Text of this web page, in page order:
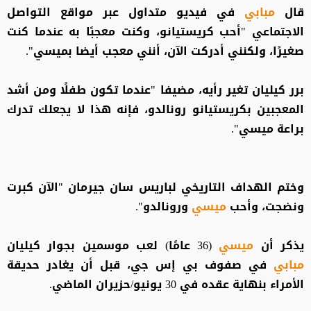
قال مبابي في فيديو متداول عبر مواقع التواصل
الاجتماعي "أحب كريستيانو، وكنت معجبًا به عندما كنت
صغيرًا، ولكنني أدركت الآن، أنني معجب أيضا بميسي".
برر كيليان تغير رأيه، مضيفا "عندما تكون طفلًا ومن أشد
المعجبين بكريستيانو رونالدو، فإنه هذا لا يجعلك تدرك
براعة ميسي".
وختم الهداف التاريخي لباريس سان جيرمان "الآن كبرت
ونضجت، وأحبميسي ورونالدو".
يذكر أن ميسي(36 عامًا) لعب موسمين بجوار كيليان
مبابي في صفوف بي إس جي، قبل أن يغادر حديقة
الأمراء بنهاية عقده في 30 يونيو/حزيران الماضي.